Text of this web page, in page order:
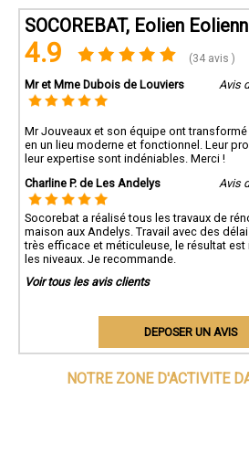
SOCOREBAT, Eolien
4.9 (34 avis )
Mr et Mme Dubois de Louviers Avis
Mr Jouveaux et son équipe ont
en un lieu moderne et fonctionnel. Leur
leur expertise sont indéniables. Merci !
Charline P. de Les Andelys
Avis
Socorebat a réalisé tous les travaux de
maison aux Andelys. Travail avec des
très efficace et méticuleuse, le résultat
les niveaux. Je recommande.
Voir tous les avis clients
DEPOSER UN AVIS
NOTRE ZONE D'ACTIVITE